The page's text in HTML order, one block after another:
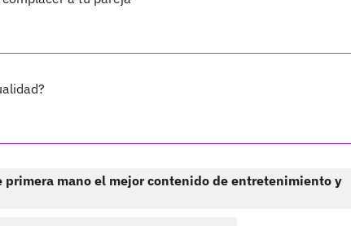
mano el mejor contenido de entretenimiento y